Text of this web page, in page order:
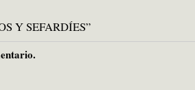
Y SEFARDÍES”